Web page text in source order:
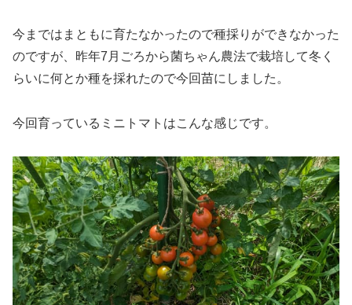
今まではまともに育たなかったので種採りができなかった
のですが、昨年7月ごろから菌ちゃん農法で栽培して冬く
らいに何とか種を採れたので今回苗にしました。
今回育っているミニトマトはこんな感じです。